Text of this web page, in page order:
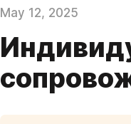
May 12, 2025